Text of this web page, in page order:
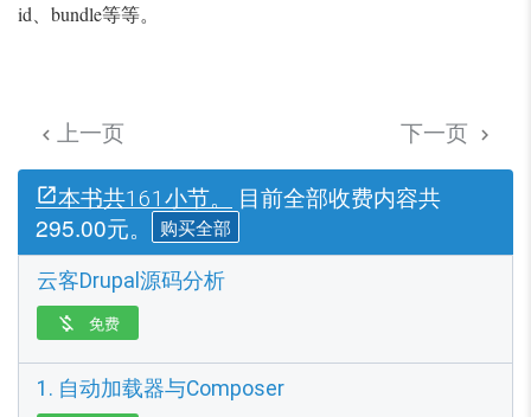
id、bundle等等。
 上一页 下一页 
本书共161小节。
目前全部收费内容共
295.00元。
购买全部
云客Drupal源码分析
 免费
1. 自动加载器与Composer